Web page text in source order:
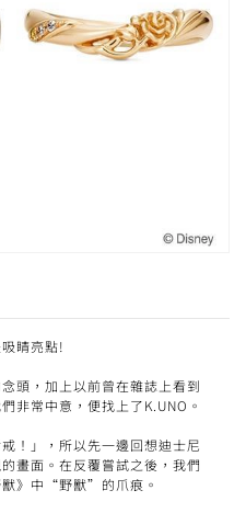
睛亮點!
頭，加上以前曾在雜誌上看到
非常中意，便找上了K.UNO。
！」，所以先一邊回想迪士尼
畫面。在反覆嘗試之後，我們
獸》中“野獸”的爪痕。